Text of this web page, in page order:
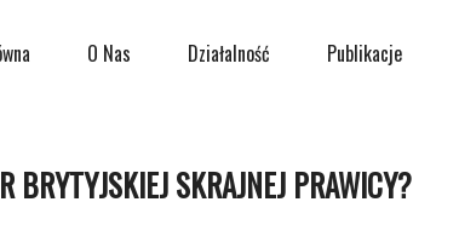
O Nas Działalność Publikacje
BRYTYJSKIEJ SKRAJNEJ PRAWICY?